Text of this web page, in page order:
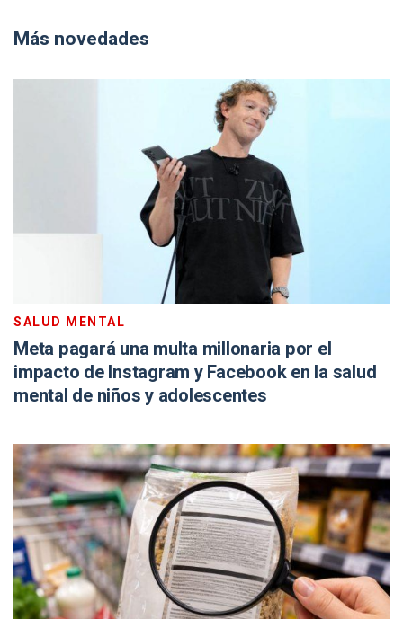
Más novedades
SALUD MENTAL
Meta pagará una multa millonaria por el
impacto de Instagram y Facebook en la salud
mental de niños y adolescentes